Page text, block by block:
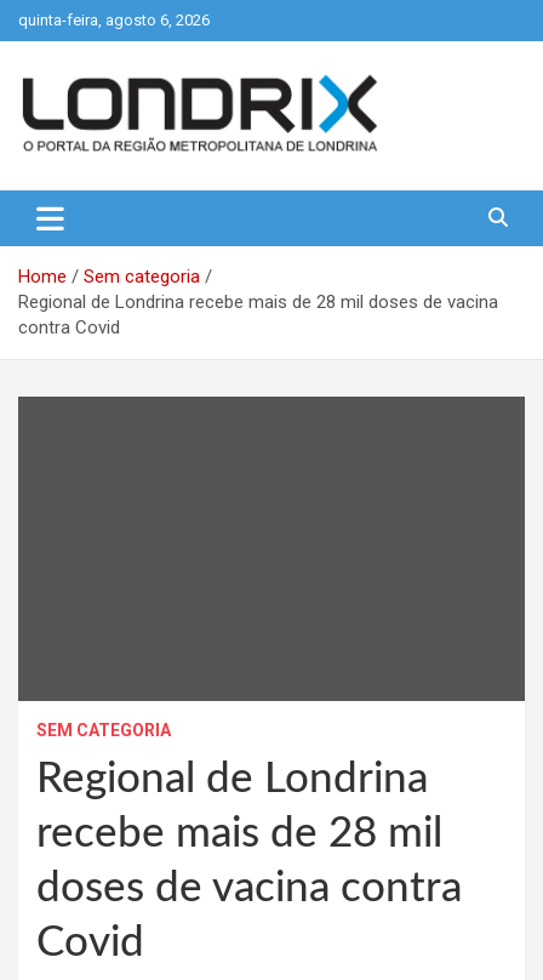
to
quinta-feira, agosto 6, 2026
Londrix
Home
Sem categoria
Regional de Londrina recebe mais de 28 mil doses de vacina
contra Covid
SEM CATEGORIA
Regional de Londrina
recebe mais de 28 mil
doses de vacina contra
Covid